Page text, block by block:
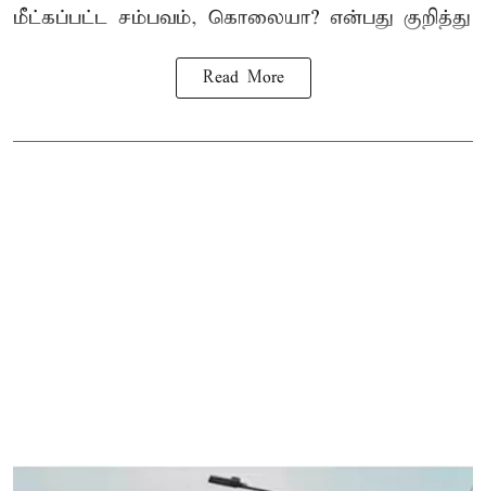
மீட்கப்பட்ட சம்பவம், கொலையா? என்பது குறித்து
Read More